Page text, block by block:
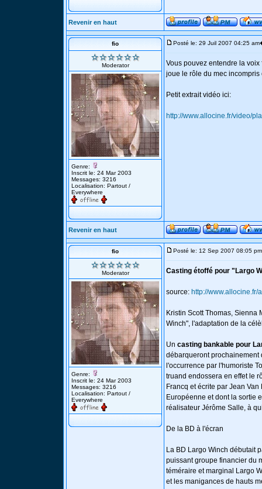
Revenir en haut
fio
Moderator
Genre:
Inscrit le: 24 Mar 2003
Messages: 3216
Localisation: Partout /
Everywhere
Posté le: 29 Juil 2007 04:25 am
Vous pouvez entendre la
joue le rôle du mec
Petit extrait vidéo ici:
http://www.allocine.fr/video/
Revenir en haut
fio
Moderator
Genre:
Inscrit le: 24 Mar 2003
Messages: 3216
Localisation: Partout /
Everywhere
Posté le: 12 Sep 2007 08:05 pm
Casting étoffé pour "Largo
source: http://
Kristin Scott Thomas, Sienna
Winch", l'adaptation de la
Un casting bankable pour
débarqueront prochainement
l'occurrence par l'humoriste
truand endossera en effet le
Francq et écrite par Jean
Européenne et dont la sortie
réalisateur Jérôme Salle, à
De la BD à l'écran
La BD Largo Winch débutait
puissant groupe financier du
téméraire et marginal Largo
et les manigances de hauts